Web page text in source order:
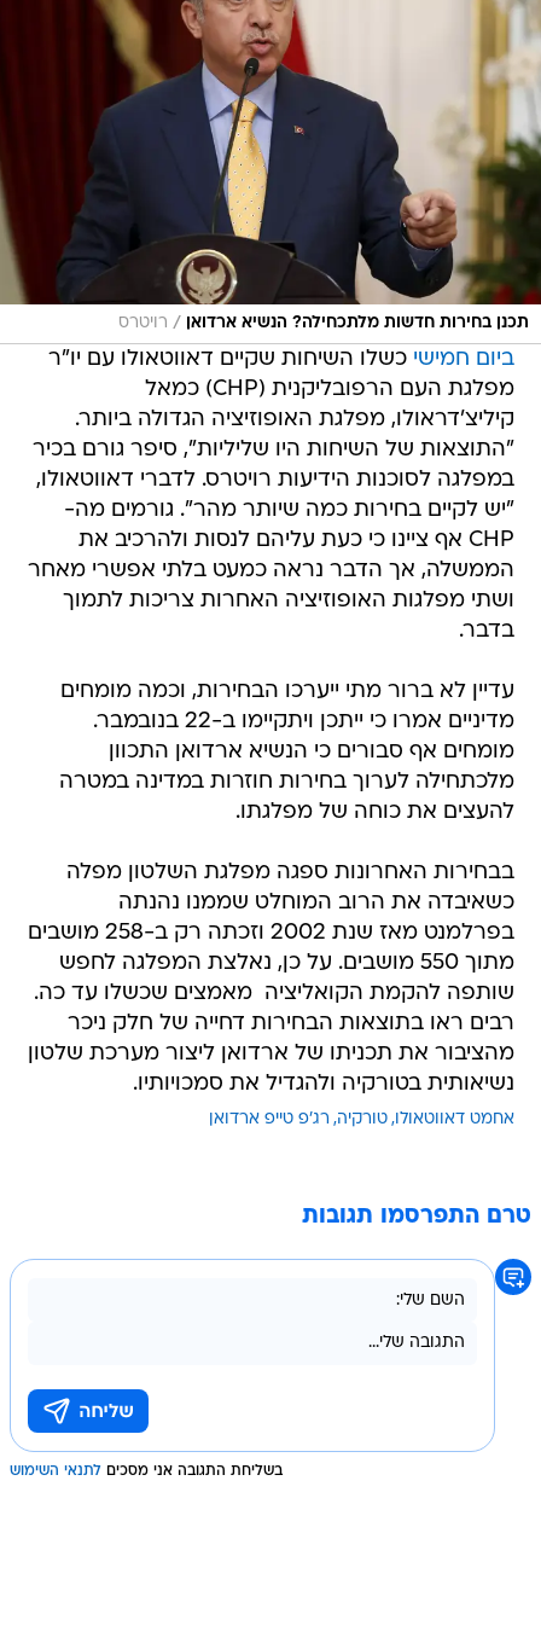
תכנן בחירות חדשות מלתכחילה? הנשיא ארדואן / רויטרס
ביום חמישי כשלו השיחות שקיים דאווטאולו עם יו"ר
מפלגת העם הרפובליקנית (CHP) כמאל
קיליצ'דראולו, מפלגת האופוזיציה הגדולה ביותר.
"התוצאות של השיחות היו שליליות", סיפר גורם בכיר
במפלגה לסוכנות הידיעות רויטרס. לדברי דאווטאולו,
"יש לקיים בחירות כמה שיותר מהר". גורמים מה-
CHP אף ציינו כי כעת עליהם לנסות ולהרכיב את
הממשלה, אך הדבר נראה כמעט בלתי אפשרי מאחר
ושתי מפלגות האופוזיציה האחרות צריכות לתמוך
בדבר.
עדיין לא ברור מתי ייערכו הבחירות, וכמה מומחים
מדיניים אמרו כי ייתכן ויתקיימו ב-22 בנובמבר.
מומחים אף סבורים כי הנשיא ארדואן התכוון
מלכתחילה לערוך בחירות חוזרות במדינה במטרה
להעצים את כוחה של מפלגתו.
בבחירות האחרונות ספגה מפלגת השלטון מפלה
כשאיבדה את הרוב המוחלט שממנו נהנתה
בפרלמנט מאז שנת 2002 וזכתה רק ב-258 מושבים
מתוך 550 מושבים. על כן, נאלצת המפלגה לחפש
שותפה להקמת הקואליציה  מאמצים שכשלו עד כה.
רבים ראו בתוצאות הבחירות דחייה של חלק ניכר
מהציבור את תכניתו של ארדואן ליצור מערכת שלטון
נשיאותית בטורקיה ולהגדיל את סמכויותיו.
אחמט דאווטאולו טורקיה רג'פ טייפ ארדואן
טרם התפרסמו תגובות
בשליחת התגובה אני מסכים לתנאי השימוש